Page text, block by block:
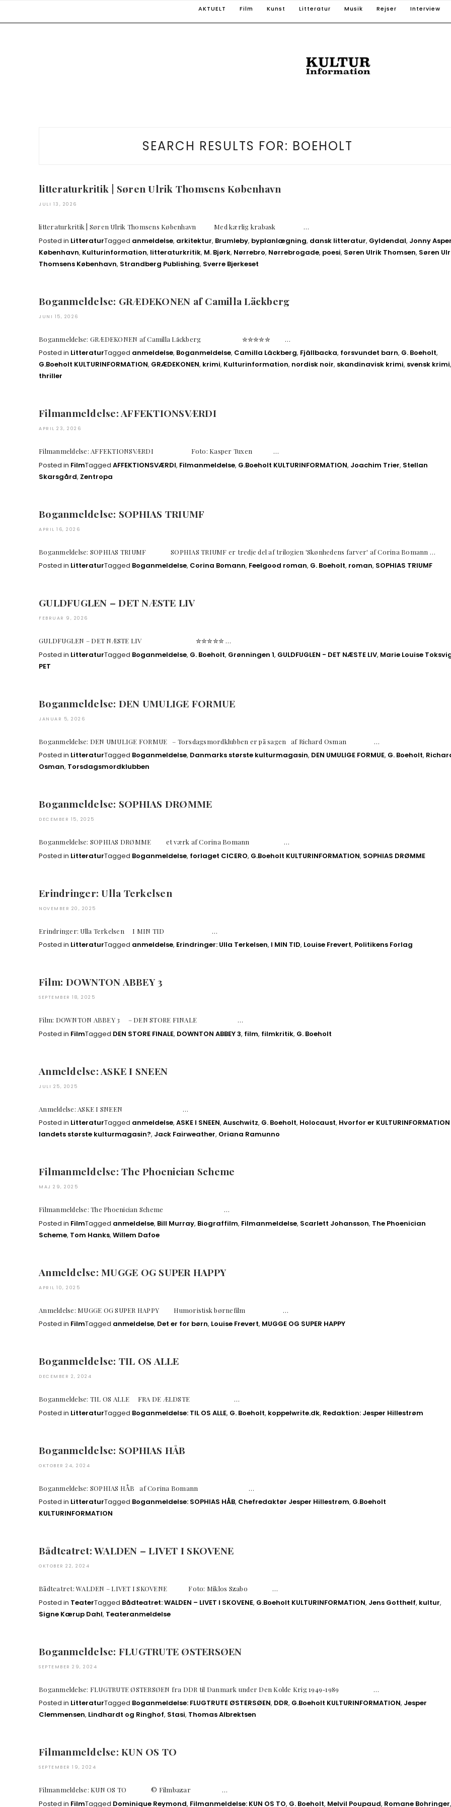
AKTUELT Film Kunst Litteratur Musik Rejser Interview
SEARCH RESULTS FOR: BOEHOLT
litteraturkritik | Søren Ulrik Thomsens København
JULI 13, 2026
litteraturkritik | Søren Ulrik Thomsens København Med kærlig krabask …
Posted in LitteraturTagged anmeldelse, arkitektur, Brumleby, byplanlægning, dansk litteratur, Gyldendal, Jonny
København, Kulturinformation, litteraturkritik, M. Bjørk, Nørrebro, Nørrebrogade, poesi, Søren Ulrik Thomsen, Søren
Thomsens København, Strandberg Publishing, Sverre Bjerkeset
Boganmeldelse: GRÆDEKONEN af Camilla Läckberg
JUNI 15, 2026
Boganmeldelse: GRÆDEKONEN af Camilla Läckberg ✮✮✮✮✮ …
Posted in LitteraturTagged anmeldelse, Boganmeldelse, Camilla Läckberg, Fjällbacka, forsvundet barn, G. Boeholt,
G.Boeholt KULTURINFORMATION, GRÆDEKONEN, krimi, Kulturinformation, nordisk noir, skandinavisk krimi, svensk krimi,
thriller
Filmanmeldelse: AFFEKTIONSVÆRDI
APRIL 23, 2026
Filmanmeldelse: AFFEKTIONSVÆRDI Foto: Kasper Tuxen …
Posted in FilmTagged AFFEKTIONSVÆRDI, Filmanmeldelse, G.Boeholt KULTURINFORMATION, Joachim Trier, Stellan
Skarsgård, Zentropa
Boganmeldelse: SOPHIAS TRIUMF
APRIL 16, 2026
Boganmeldelse: SOPHIAS TRIUMF SOPHIAS TRIUMF er tredje del af trilogien 'Skønhedens farver' af Corina Bomann …
Posted in LitteraturTagged Boganmeldelse, Corina Bomann, Feelgood roman, G. Boeholt, roman, SOPHIAS TRIUMF
GULDFUGLEN – DET NÆSTE LIV
FEBRUAR 9, 2026
GULDFUGLEN – DET NÆSTE LIV ✮✮✮✮✮ …
Posted in LitteraturTagged Boganmeldelse, G. Boeholt, Grønningen 1, GULDFUGLEN - DET NÆSTE LIV, Marie Louise
PET
Boganmeldelse: DEN UMULIGE FORMUE
JANUAR 5, 2026
Boganmeldelse: DEN UMULIGE FORMUE – Torsdagsmordklubben er på sagen af Richard Osman …
Posted in LitteraturTagged Boganmeldelse, Danmarks største kulturmagasin, DEN UMULIGE FORMUE, G. Boeholt,
Osman, Torsdagsmordklubben
Boganmeldelse: SOPHIAS DRØMME
DECEMBER 15, 2025
Boganmeldelse: SOPHIAS DRØMME et værk af Corina Bomann …
Posted in LitteraturTagged Boganmeldelse, forlaget CICERO, G.Boeholt KULTURINFORMATION, SOPHIAS DRØMME
Erindringer: Ulla Terkelsen
NOVEMBER 20, 2025
Erindringer: Ulla Terkelsen I MIN TID …
Posted in LitteraturTagged anmeldelse, Erindringer: Ulla Terkelsen, I MIN TID, Louise Frevert, Politikens Forlag
Film: DOWNTON ABBEY 3
SEPTEMBER 18, 2025
Film: DOWNTON ABBEY 3 – DEN STORE FINALE …
Posted in FilmTagged DEN STORE FINALE, DOWNTON ABBEY 3, film, filmkritik, G. Boeholt
Anmeldelse: ASKE I SNEEN
JULI 25, 2025
Anmeldelse: ASKE I SNEEN …
Posted in LitteraturTagged anmeldelse, ASKE I SNEEN, Auschwitz, G. Boeholt, Holocaust, Hvorfor er KULTURINFORMATION
landets største kulturmagasin?, Jack Fairweather, Oriana Ramunno
Filmanmeldelse: The Phoenician Scheme
MAJ 29, 2025
Filmanmeldelse: The Phoenician Scheme …
Posted in FilmTagged anmeldelse, Bill Murray, Biograffilm, Filmanmeldelse, Scarlett Johansson, The Phoenician
Scheme, Tom Hanks, Willem Dafoe
Anmeldelse: MUGGE OG SUPER HAPPY
APRIL 10, 2025
Anmeldelse: MUGGE OG SUPER HAPPY Humoristisk børnefilm …
Posted in FilmTagged anmeldelse, Det er for børn, Louise Frevert, MUGGE OG SUPER HAPPY
Boganmeldelse: TIL OS ALLE
DECEMBER 2, 2024
Boganmeldelse: TIL OS ALLE FRA DE ÆLDSTE …
Posted in LitteraturTagged Boganmeldelse: TIL OS ALLE, G. Boeholt, koppelwrite.dk, Redaktion: Jesper Hillestrøm
Boganmeldelse: SOPHIAS HÅB
OKTOBER 24, 2024
Boganmeldelse: SOPHIAS HÅB af Corina Bomann …
Posted in LitteraturTagged Boganmeldelse: SOPHIAS HÅB, Chefredaktør Jesper Hillestrøm, G.Boeholt
KULTURINFORMATION
Bådteatret: WALDEN – LIVET I SKOVENE
OKTOBER 22, 2024
Bådteatret: WALDEN – LIVET I SKOVENE Foto: Miklos Szabo …
Posted in TeaterTagged Bådteatret: WALDEN – LIVET I SKOVENE, G.Boeholt KULTURINFORMATION, Jens Gotthelf, kultur,
Signe Kærup Dahl, Teateranmeldelse
Boganmeldelse: FLUGTRUTE ØSTERSØEN
SEPTEMBER 29, 2024
Boganmeldelse: FLUGTRUTE ØSTERSØEN fra DDR til Danmark under Den Kolde Krig 1949-1989 …
Posted in LitteraturTagged Boganmeldelse: FLUGTRUTE ØSTERSØEN, DDR, G.Boeholt KULTURINFORMATION, Jesper
Clemmensen, Lindhardt og Ringhof, Stasi, Thomas Albrektsen
Filmanmeldelse: KUN OS TO
SEPTEMBER 19, 2024
Filmanmeldelse: KUN OS TO © Filmbazar …
Posted in FilmTagged Dominique Reymond, Filmanmeldelse: KUN OS TO, G. Boeholt, Melvil Poupaud, Romane Bohringer,